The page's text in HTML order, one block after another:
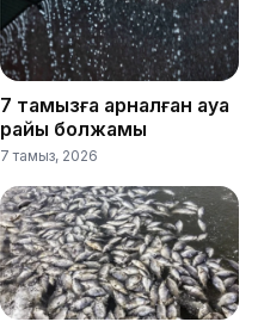
7 тамызға арналған ауа
райы болжамы
7 тамыз, 2026